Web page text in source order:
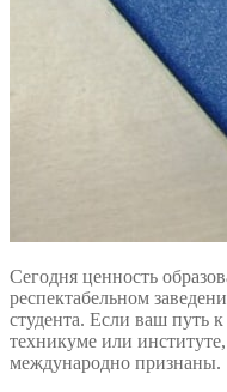
Сегодня ценность
респектабельном
студента. Если ваш путь
техникуме или
международно признаны.